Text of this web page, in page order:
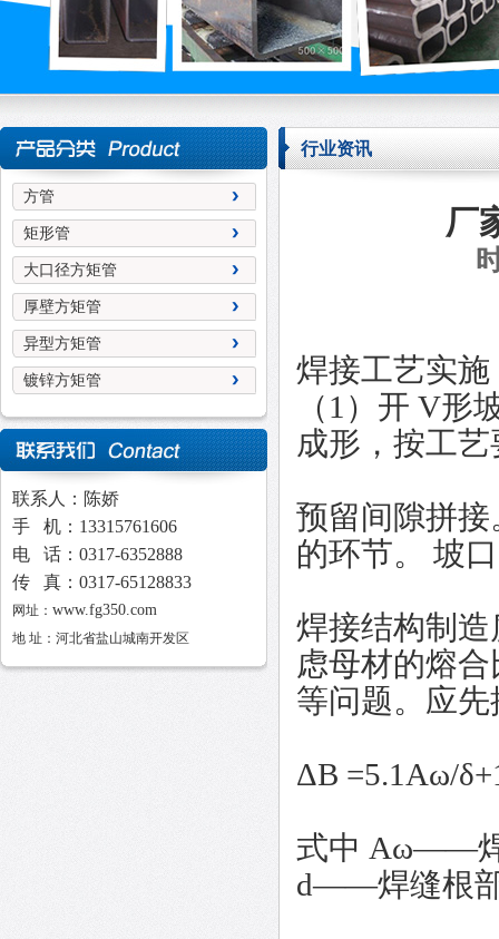
方管
矩形管
大口径方矩管
厚壁方矩管
异型方矩管
镀锌方矩管
联系人：陈娇
手 机：13315761606
电 话：0317-6352888
传 真：0317-65128833
网址： www.fg350.com
地 址：河北省盐山城南开发区
行业资讯
厂
焊接工艺实施
（1）开 V形
成形，按工
预留间隙拼
的环节。 坡
焊接结构制
虑母材的熔
等问题。应
ΔB =5.1Aω/
式中 Aω——
d——焊缝根